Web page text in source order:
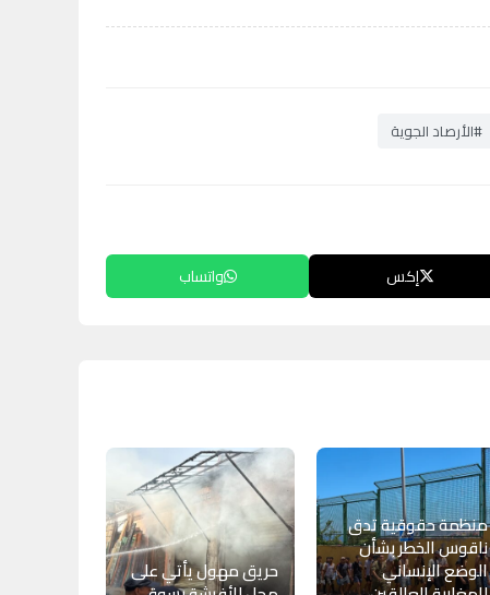
#الأرصاد الجوية
إكس واتساب
منظمة حقوقية تدق
ناقوس الخطر بشأن
الوضع الإنساني حريق مهول يأتي على